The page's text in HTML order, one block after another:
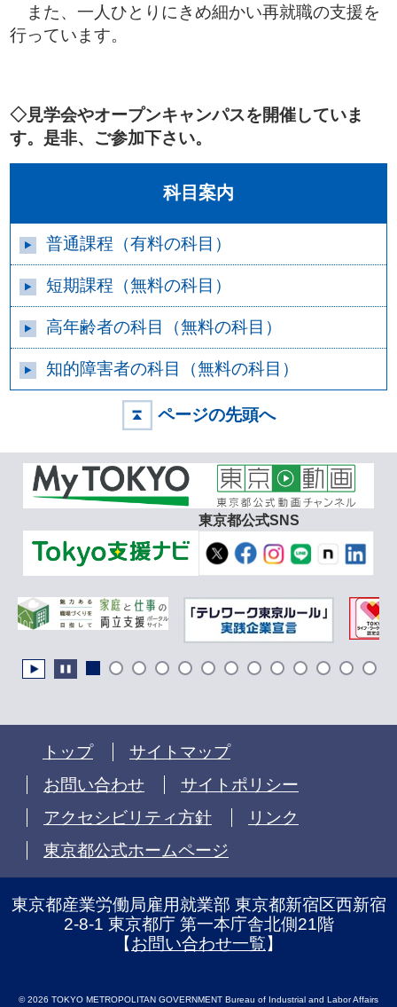
また、一人ひとりにきめ細かい再就職の支援を
行っています。
◇見学会やオープンキャンパスを開催していま
す。是非、ご参加下さい。
科目案内
普通課程（有料の科目）
短期課程（無料の科目）
高年齢者の科目（無料の科目）
知的障害者の科目（無料の科目）
ページの先頭へ
東京都公式SNS
トップ
サイトマップ
お問い合わせ
サイトポリシー
アクセシビリティ方針
リンク
東京都公式ホームページ
東京都産業労働局雇用就業部 東京都新宿区西新宿
2-8-1 東京都庁 第一本庁舎北側21階
【お問い合わせ一覧】
© 2026 TOKYO METROPOLITAN GOVERNMENT Bureau of Industrial and Labor Affairs